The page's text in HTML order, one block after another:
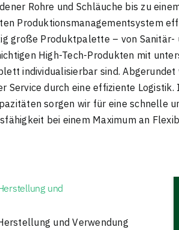
Rohre und Schläuche bis zu
Produktionsmanagementsystem
große Produktpalette – von Sanitär-
High-Tech-Produkten mit
individualisierbar sind.
Service durch eine effiziente
sorgen wir für eine schnelle
bei einem Maximum an
und
und Verwendung